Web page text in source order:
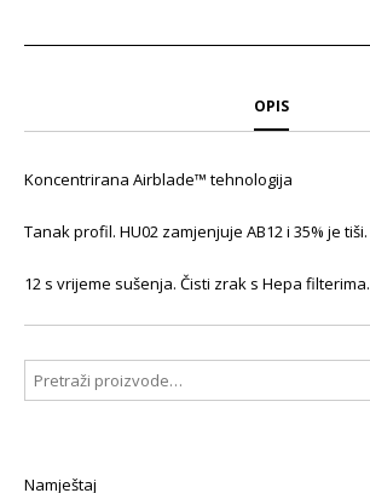
OPIS
Koncentrirana Airblade™ tehnologija
Tanak profil. HU02 zamjenjuje AB12 i 35% je tiši.
12 s vrijeme sušenja. Čisti zrak s Hepa filterima.
Namještaj